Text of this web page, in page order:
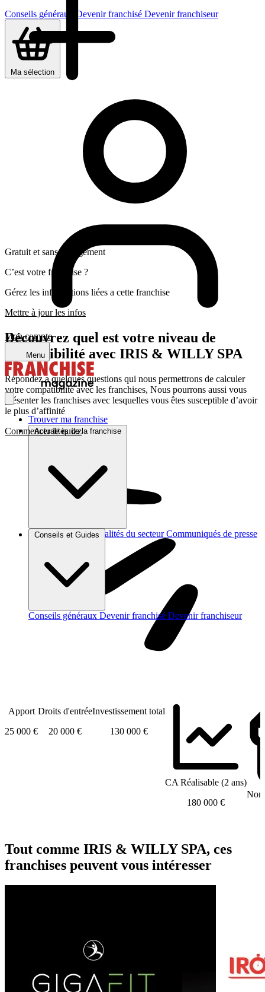
Conseils généraux Devenir franchisé Devenir franchiseur
Ma sélection
Mon compte
Menu
Trouver ma franchise
Actualités de la franchise
Brèves et actus Actualités du secteur Communiqués de presse
Conseils et Guides
Conseils généraux Devenir franchisé Devenir franchiseur
Gratuit et sans engagement
C’est votre franchise ?
Gérez les informations liées a cette franchise
Mettre à jour les infos
Découvrez quel est votre niveau de
compatibilité avec IRIS & WILLY SPA
Répondez a quelques questions qui nous permettrons de calculer
votre compatibilité avec les franchises, Nous pourrons aussi vous
présenter les franchises avec lesquelles vous êtes susceptible d’avoir
le plus d’affinité
Commencer le quizz
Apport
25 000 €
Droits d'entrée
20 000 €
Investissement total
130 000 €
CA Réalisable (2 ans)
180 000 €
Tout comme IRIS & WILLY SPA, ces
franchises peuvent vous intéresser